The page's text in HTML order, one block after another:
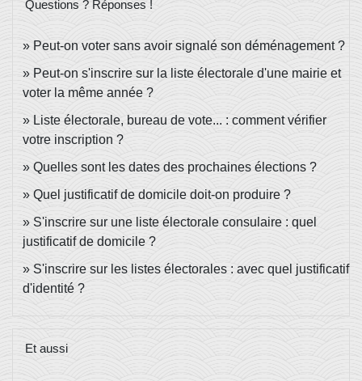
Questions ? Réponses !
Peut-on voter sans avoir signalé son déménagement ?
Peut-on s'inscrire sur la liste électorale d'une mairie et
voter la même année ?
Liste électorale, bureau de vote... : comment vérifier
votre inscription ?
Quelles sont les dates des prochaines élections ?
Quel justificatif de domicile doit-on produire ?
S'inscrire sur une liste électorale consulaire : quel
justificatif de domicile ?
S'inscrire sur les listes électorales : avec quel justificatif
d'identité ?
Et aussi